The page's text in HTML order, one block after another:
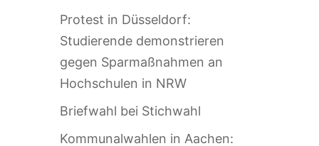
Protest in Düsseldorf:
Studierende demonstrieren
gegen Sparmaßnahmen an
Hochschulen in NRW
Briefwahl bei Stichwahl
Kommunalwahlen in Aachen: